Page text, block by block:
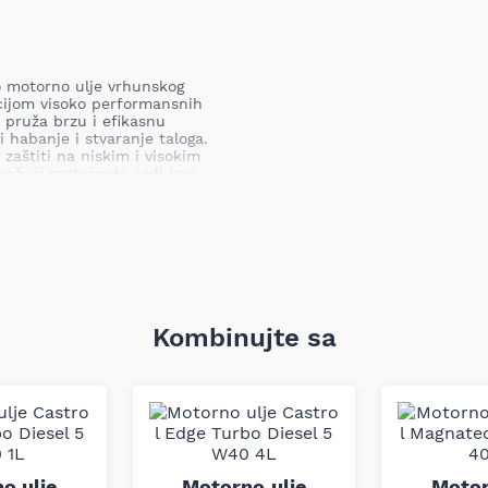
ulje vrhunskog
visoko performansnih
brzu i efikasnu
i stvaranje taloga.
zaštiti na niskim i visokim
potrošnju ulja,
trenje, što
motora.
Kombinujte sa